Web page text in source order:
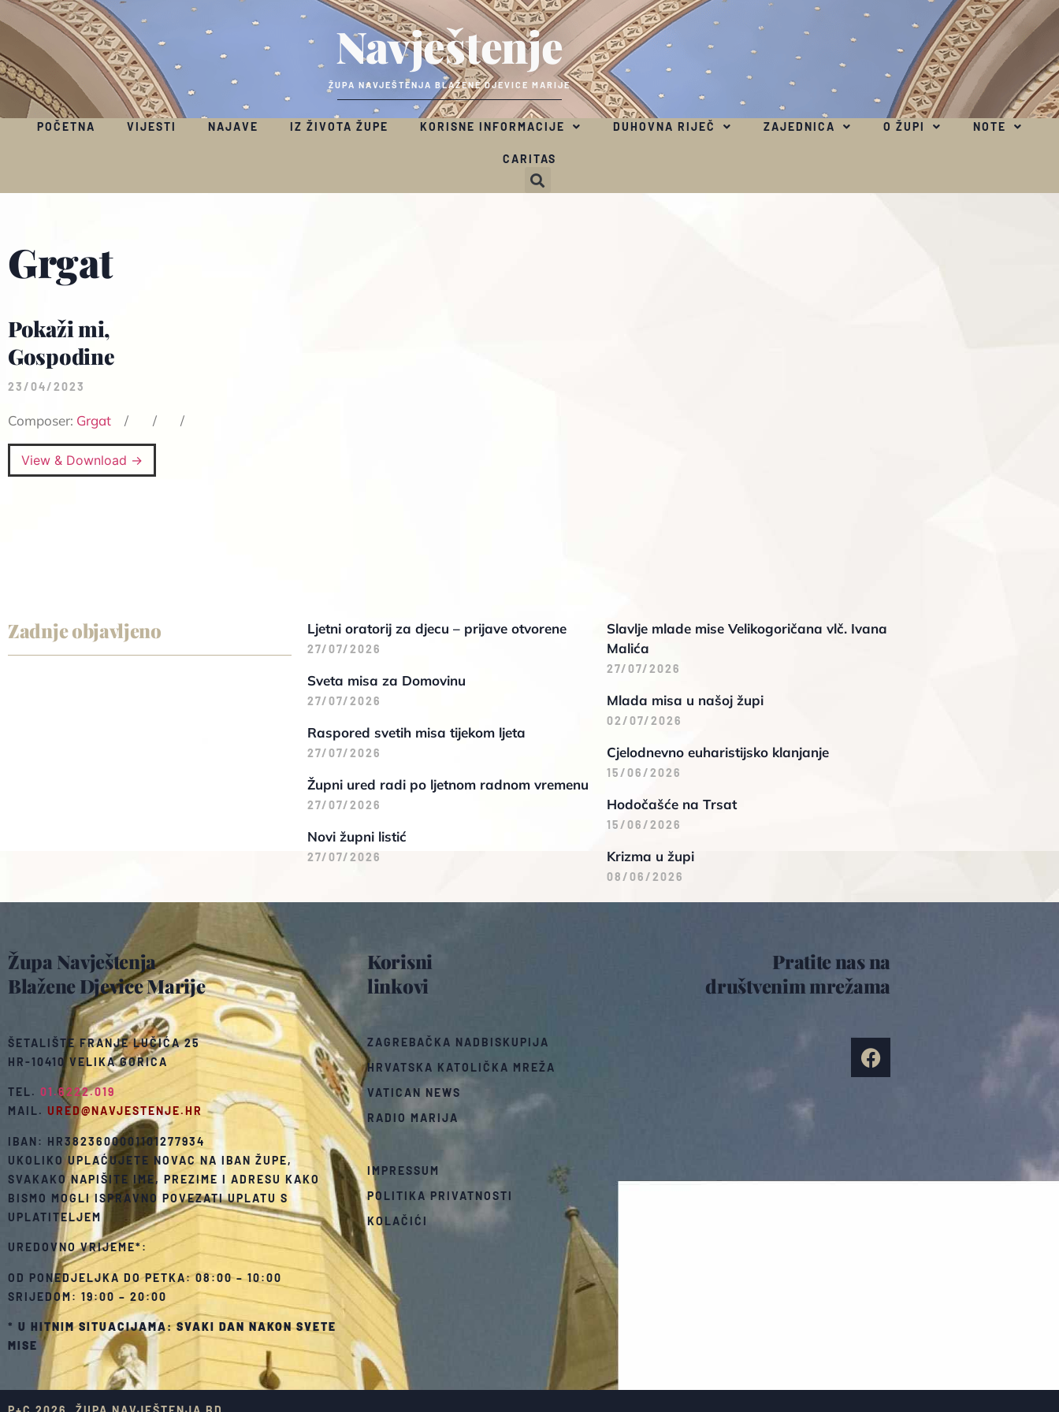
Navještenje
ŽUPA NAVJEŠTENJA BLAŽENE DJEVICE MARIJE
POČETNA VIJESTI NAJAVE IZ ŽIVOTA ŽUPE KORISNE INFORMACIJE DUHOVNA RIJEČ ZAJEDNICA O ŽUPI NOTE
CARITAS
Grgat
Pokaži mi,
Gospodine
23/04/2023
Composer: Grgat
View & Download →
Zadnje objavljeno Ljetni oratorij za djecu – prijave otvorene
27/07/2026
Sveta misa za Domovinu
27/07/2026
Raspored svetih misa tijekom ljeta
27/07/2026
Župni ured radi po ljetnom radnom vremenu
27/07/2026
Novi župni listić
27/07/2026
Slavlje mlade mise Velikogoričana vlč. Ivana
Malića
27/07/2026
Mlada misa u našoj župi
02/07/2026
Cjelodnevno euharistijsko klanjanje
15/06/2026
Hodočašće na Trsat
15/06/2026
Krizma u župi
08/06/2026
Župa Navještenja
Blažene Djevice Marije
ŠETALIŠTE FRANJE LUČIĆA 25
HR-10410 VELIKA GORICA
TEL. 01.6222.019
MAIL. URED@NAVJESTENJE.HR
IBAN: HR3823600001101277934
UKOLIKO UPLAĆUJETE NOVAC NA IBAN ŽUPE,
SVAKAKO NAPIŠITE IME, PREZIME I ADRESU KAKO
BISMO MOGLI ISPRAVNO POVEZATI UPLATU S
UPLATITELJEM
UREDOVNO VRIJEME*:
OD PONEDJELJKA DO PETKA: 08:00 – 10:00
SRIJEDOM: 19:00 – 20:00
* U HITNIM SITUACIJAMA: SVAKI DAN NAKON SVETE
MISE
Korisni
linkovi
ZAGREBAČKA NADBISKUPIJA
HRVATSKA KATOLIČKA MREŽA
VATICAN NEWS
RADIO MARIJA
IMPRESSUM
POLITIKA PRIVATNOSTI
KOLAČIĆI
Pratite nas na
društvenim mrežama